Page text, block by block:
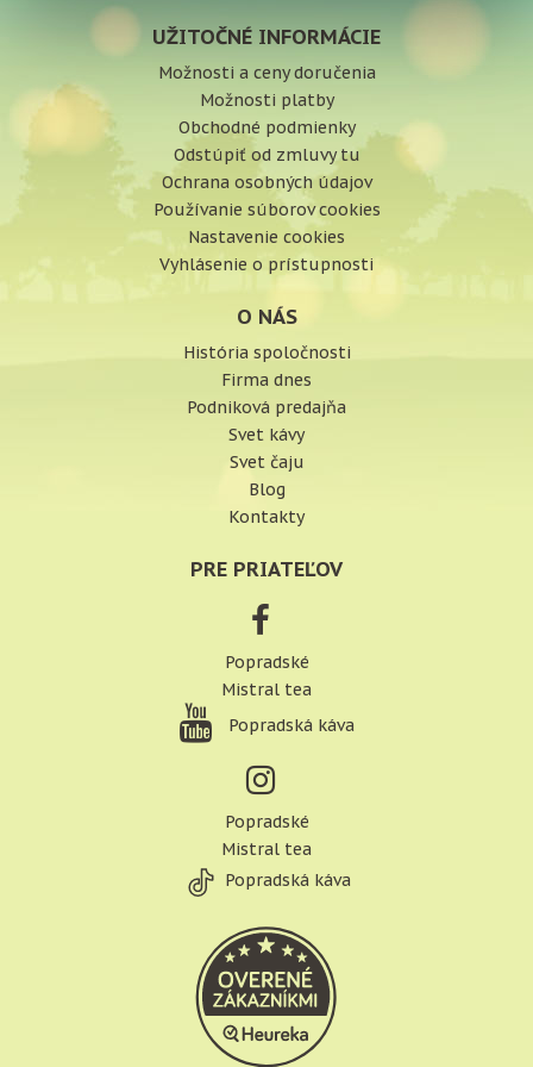
UŽITOČNÉ INFORMÁCIE
Možnosti a ceny doručenia
Možnosti platby
Obchodné podmienky
Odstúpiť od zmluvy tu
Ochrana osobných údajov
Používanie súborov cookies
Nastavenie cookies
Vyhlásenie o prístupnosti
O NÁS
História spoločnosti
Firma dnes
Podniková predajňa
Svet kávy
Svet čaju
Blog
Kontakty
PRE PRIATEĽOV
Popradské
Mistral tea
Popradská káva
Popradské
Mistral tea
Popradská káva